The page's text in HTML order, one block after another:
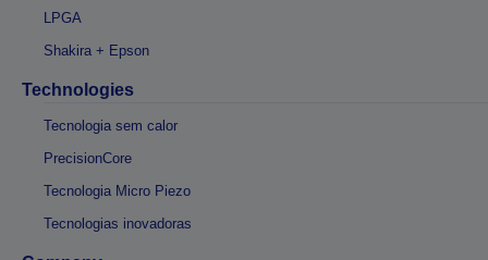
LPGA
Shakira + Epson
Technologies
Tecnologia sem calor
PrecisionCore
Tecnologia Micro Piezo
Tecnologias inovadoras